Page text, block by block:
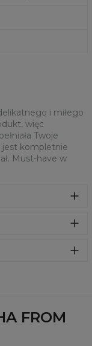
i miłego
więc
Twoje
jest kompletnie
Must-have w
z przodu i
są kolorowe, aby
FROM